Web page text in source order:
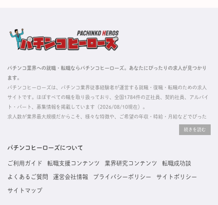
パチンコ業界への就職・転職ならパチンコヒーローズ。あなたにぴったりの求人が見つかり
ます。
パチンコヒーローズは、パチンコ業界従事経験者が運営する就職・復職・転職のための求人
サイトです。ほぼすべての職を取り扱っており、全国1784件の正社員、契約社員、アルバイ
ト・パート、募集情報を掲載しています（2026/08/10現在）。
求人数が業界最大規模だからこそ、様々な特徴や、ご希望の年収・時給・月給などでぴった
掲載している求人は、すべて契約法人様から寄せられた正規の求人情報です。応募いただい
た内容はすぐに直接事業所に届くためスムーズに転職・復職できます。
パチンコヒーローズについて
ご利用ガイド 転職支援コンテンツ 業界研究コンテンツ 転職成功談
よくあるご質問 運営会社情報 プライバシーポリシー サイトポリシー
サイトマップ